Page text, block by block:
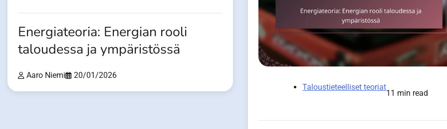
Energiateoria: Energian rooli
taloudessa ja ympäristössä
Aaro Niemi
20/01/2026
Taloustieteelliset teoriat
11 min read